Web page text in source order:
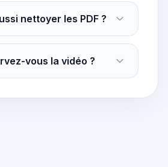
nettoyer les PDF ?
vous la vidéo ?